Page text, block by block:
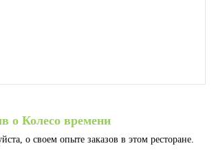
о Колесо времени
о своем опыте заказов в этом ресторане.